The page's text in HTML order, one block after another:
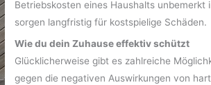
Betriebskosten eines Haushalts unbemerkt
sorgen langfristig für kostspielige Schäden.
Wie du dein Zuhause effektiv schützt
Glücklicherweise gibt es zahlreiche
gegen die negativen Auswirkungen von